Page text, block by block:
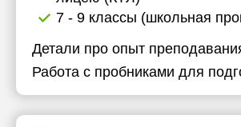
7 - 9 классы (школьная
Детали про опыт
Работа с пробниками для
19:30
20:30 19:00